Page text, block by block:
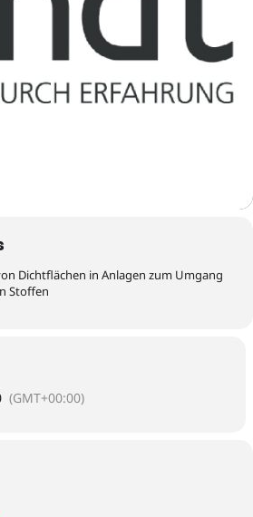
Dichtflächen in Anlagen zum Umgang
Stoffen
(GMT+00:00)